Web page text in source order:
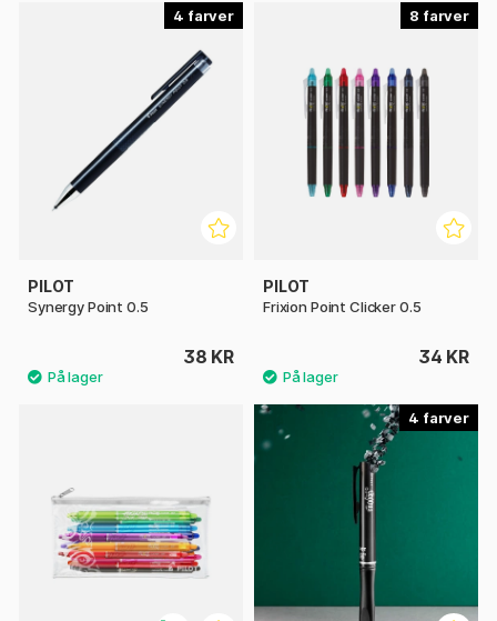
4
PILOT
Synergy Point 0.5
38 KR
8
PILOT
Frixion Point Clicker 0.5
34 KR
4